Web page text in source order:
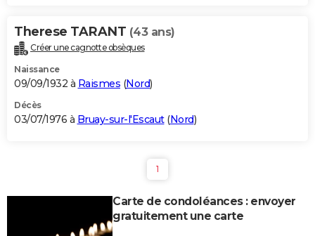
Therese TARANT (43 ans)
Créer une cagnotte obsèques
Naissance
09/09/1932 à Raismes (Nord)
Décès
03/07/1976 à Bruay-sur-l'Escaut(Nord)
1
Carte de condoléances : envoyer
gratuitement une carte